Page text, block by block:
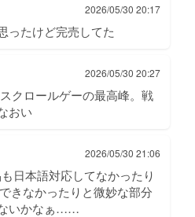
2026/05/30 20:17
ったけど完売してた
2026/05/30 20:27
クロールゲーの最高峰。戦
おい
2026/05/30 21:06
日本語対応してなかったり
きなかったりと微妙な部分
いかなぁ……